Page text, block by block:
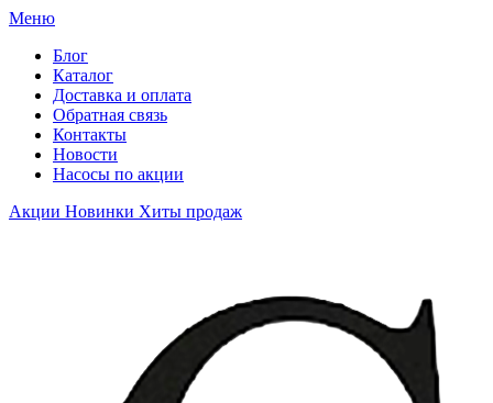
Меню
Блог
Каталог
Доставка и оплата
Обратная связь
Контакты
Новости
Насосы по акции
Акции Новинки Хиты продаж